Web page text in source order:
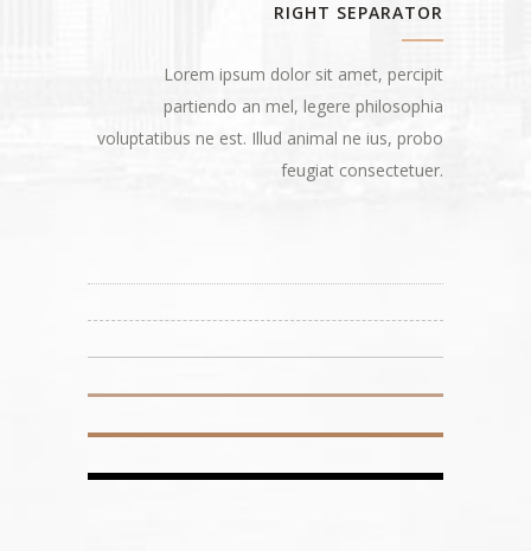
RIGHT SEPARATOR
Lorem ipsum dolor sit amet, percipit
partiendo an mel, legere philosophia
voluptatibus ne est. Illud animal ne ius, probo
feugiat consectetuer.